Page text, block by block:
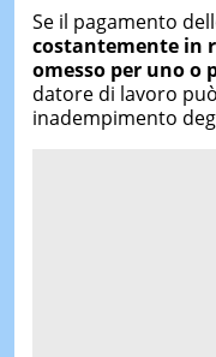
Se il pagamento
costantemente in
omesso per uno o
datore di lavoro
inadempimento